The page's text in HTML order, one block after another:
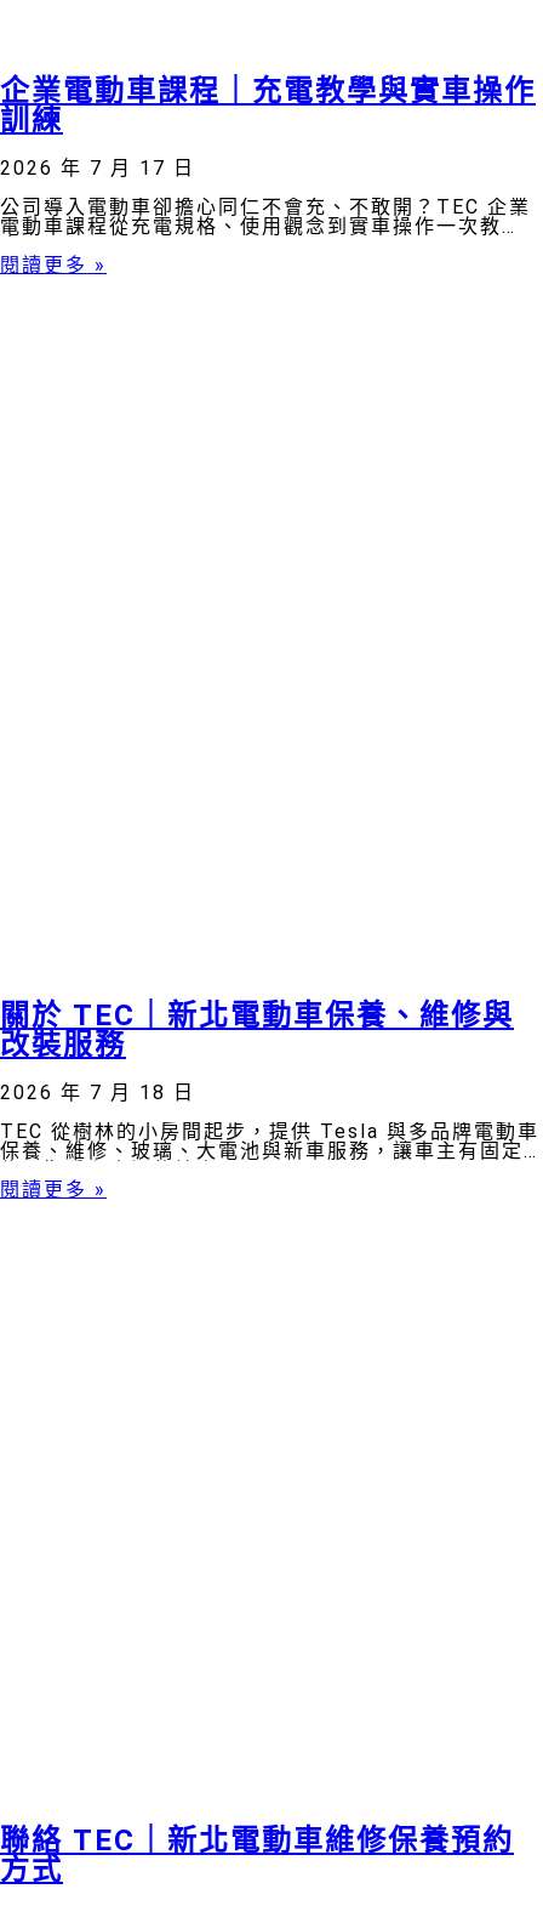
企業電動車課程｜充電教學與實車操作
訓練
2026 年 7 月 17 日
公司導入電動車卻擔心同仁不會充、不敢開？TEC 企業
電動車課程從充電規格、使用觀念到實車操作一次教
閱讀更多 »
關於 TEC｜新北電動車保養、維修與
改裝服務
2026 年 7 月 18 日
TEC 從樹林的小房間起步，提供 Tesla 與多品牌電動車
保養、維修、玻璃、大電池與新車服務，讓車主有固定
閱讀更多 »
聯絡 TEC｜新北電動車維修保養預約
方式